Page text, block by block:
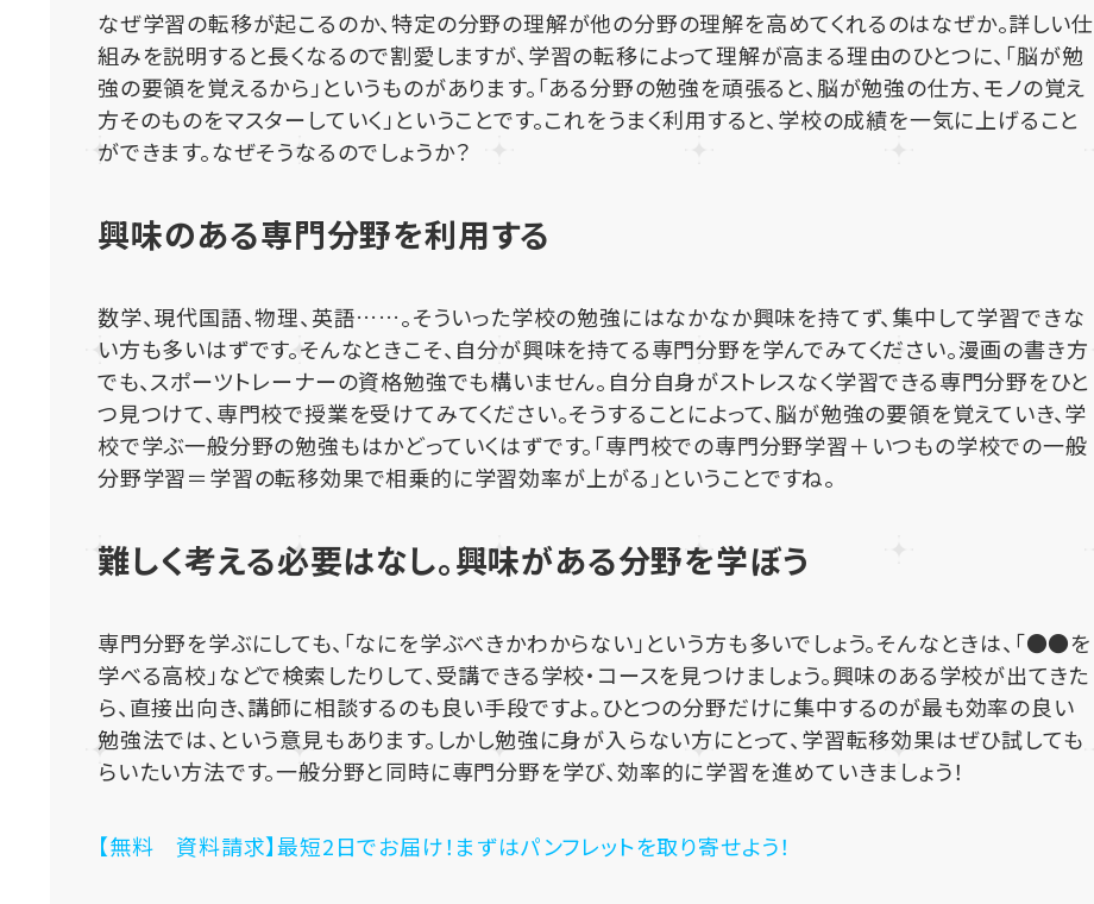
なぜ学習の転移が起こるのか、特定の分野の理解が他の分野の理解を高めてくれるのはなぜか。詳しい仕
組みを説明すると長くなるので割愛しますが、学習の転移によって理解が高まる理由のひとつに、「脳が勉
強の要領を覚えるから」というものがあります。「ある分野の勉強を頑張ると、脳が勉強の仕方、モノの覚え
方そのものをマスターしていく」ということです。これをうまく利用すると、学校の成績を一気に上げること
ができます。なぜそうなるのでしょうか？
興味のある専門分野を利用する
数学、現代国語、物理、英語……。そういった学校の勉強にはなかなか興味を持てず、集中して学習できな
い方も多いはずです。そんなときこそ、自分が興味を持てる専門分野を学んでみてください。漫画の書き方
でも、スポーツトレーナーの資格勉強でも構いません。自分自身がストレスなく学習できる専門分野をひと
つ見つけて、専門校で授業を受けてみてください。そうすることによって、脳が勉強の要領を覚えていき、学
校で学ぶ一般分野の勉強もはかどっていくはずです。「専門校での専門分野学習＋いつもの学校での一般
分野学習＝学習の転移効果で相乗的に学習効率が上がる」ということですね。
難しく考える必要はなし。興味がある分野を学ぼう
専門分野を学ぶにしても、「なにを学ぶべきかわからない」という方も多いでしょう。そんなときは、「●●を
学べる高校」などで検索したりして、受講できる学校・コースを見つけましょう。興味のある学校が出てきた
ら、直接出向き、講師に相談するのも良い手段ですよ。ひとつの分野だけに集中するのが最も効率の良い
勉強法では、という意見もあります。しかし勉強に身が入らない方にとって、学習転移効果はぜひ試しても
らいたい方法です。一般分野と同時に専門分野を学び、効率的に学習を進めていきましょう！
【無料 資料請求】最短2日でお届け！まずはパンフレットを取り寄せよう！